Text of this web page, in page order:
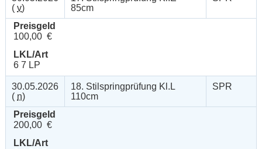
( v)
85cm
Preisgeld
100,00 €
LKL/Art
6 7 LP
30.05.2026
( n)
18. Stilspringprüfung Kl.L
110cm
SPR
Preisgeld
200,00 €
LKL/Art